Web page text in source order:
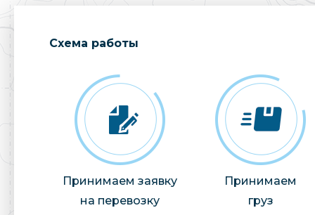
Cхема работы
Принимаем заявку
на перевозку
Принимаем
груз